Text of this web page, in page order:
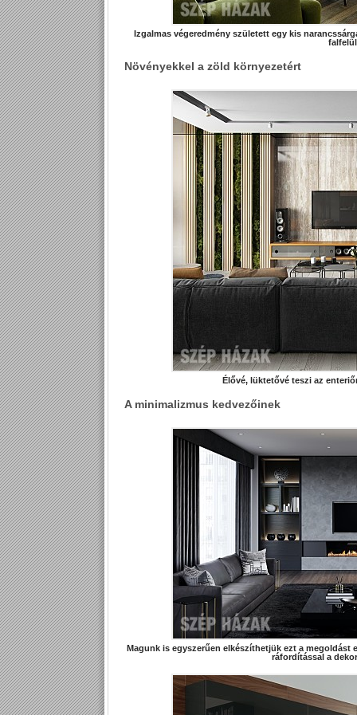
Izgalmas végeredmény született egy kis
Növényekkel a zöld környezetért
Élővé, lüktetővé teszi az
A minimalizmus kedvezőinek
Magunk is egyszerűen elkészíthetjük ezt a
ráfordítással a